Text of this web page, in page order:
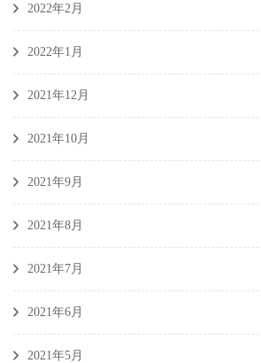
2022年2月
2022年1月
2021年12月
2021年10月
2021年9月
2021年8月
2021年7月
2021年6月
2021年5月